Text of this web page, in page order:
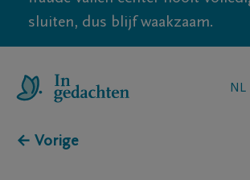
sluiten, dus blijf waakzaam.
NL
← Vorige